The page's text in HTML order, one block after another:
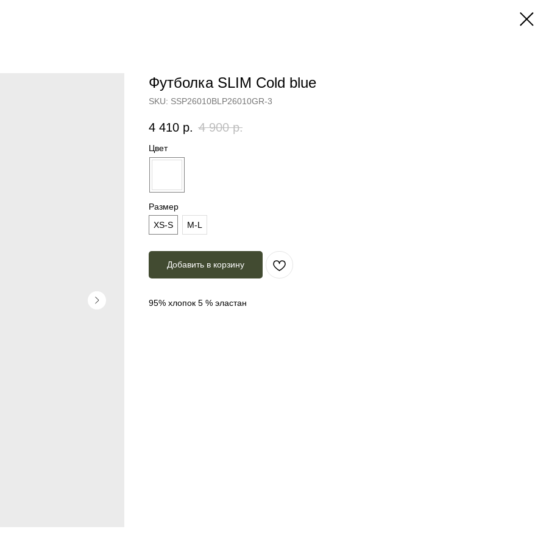
Футболка SLIM Cold blue
SKU: SSP26010BLP26010GR-3
4 410 р. 4 900 р.
Цвет
Размер
XS-S
M-L
Добавить в корзину
95% хлопок 5 % эластан